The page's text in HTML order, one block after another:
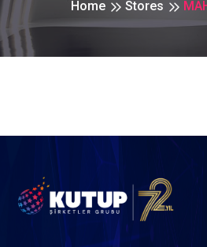
Home Stores